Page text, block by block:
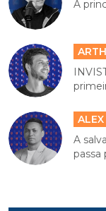
A
A
passa